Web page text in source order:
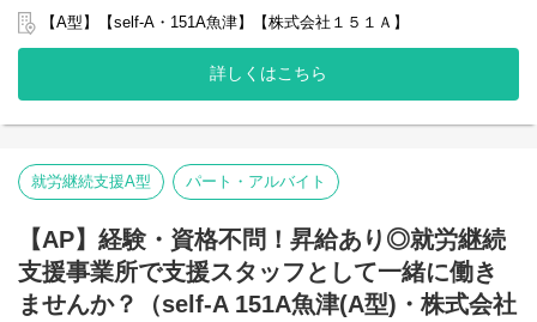
グループ全体で培った豊富なノウハウとネットワークを活かし、
スタッフが安心して長く働ける職場づくりに取り組んでいます。
弊社グループでは2つのパターンの事業所を全国に展開をさせて頂
【就労継続支援A型事業所】
般就労を目指すサービス。
【就労継続支援B型事業所】
般就労を目指す、または高い工賃を目指すサービス。
利用者さんの日々の訓練をサポートする支援員を募集していま
す。
【A型】【self-A・151A魚津】【株式会社１５１Ａ】
詳しくはこちら
就労継続支援A型 パート・アルバイト
【AP】経験・資格不問！昇給あり◎就労継続
支援事業所で支援スタッフとして一緒に働き
ませんか？（self-A 151A魚津(A型)・株式会社